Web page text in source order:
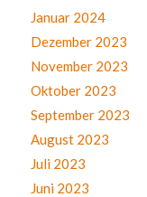
Januar 2024
Dezember 2023
November 2023
Oktober 2023
September 2023
August 2023
Juli 2023
Juni 2023